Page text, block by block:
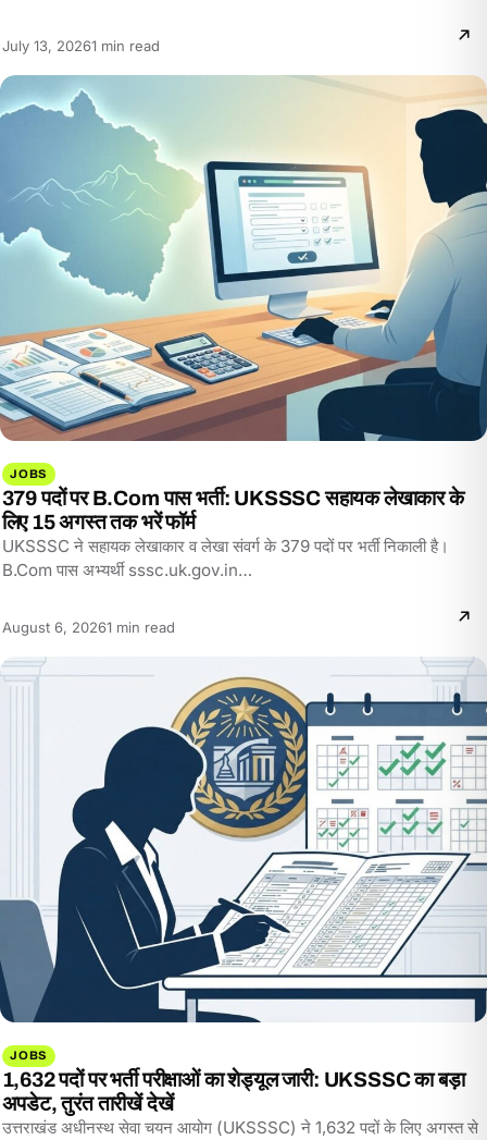
July 13, 2026Reading
1 min read
JOBS
379 पदों पर B.Com पास भर्ती: UKSSSC सहायक लेखाकार के
लिए 15 अगस्त तक भरें फॉर्म
UKSSSC ने सहायक लेखाकार व लेखा संवर्ग के 379 पदों पर भर्ती निकाली है।
B.Com पास अभ्यर्थी sssc.uk.gov.in…
August 6, 2026Reading
1 min read
JOBS
1,632 पदों पर भर्ती परीक्षाओं का शेड्यूल जारी: UKSSSC का बड़ा
अपडेट, तुरंत तारीखें देखें
उत्तराखंड अधीनस्थ सेवा चयन आयोग (UKSSSC) ने 1,632 पदों के लिए अगस्त से